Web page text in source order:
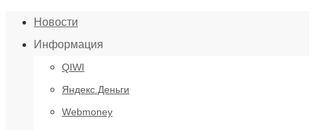
Новости
Информация
QIWI
Яндекс.Деньги
Webmoney